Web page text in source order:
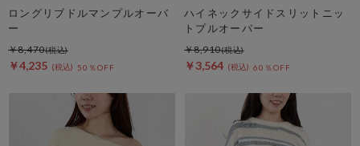
ロングリブドルマンプルオーバ
ー
￥4,235 50％OFF
￥8,470
ハイネックサイドスリットニッ
トプルオーバー
￥3,564 60％OFF
￥8,910